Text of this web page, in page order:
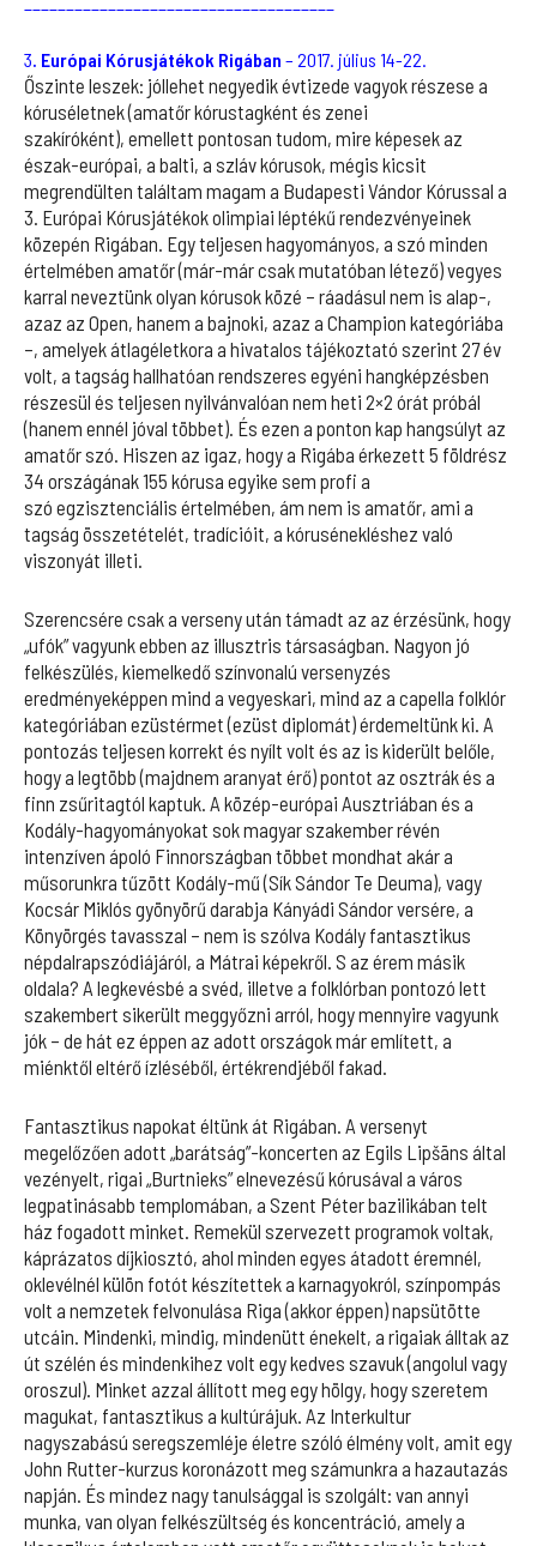
3. Európai Kórusjátékok Rigában – 2017. július 14-22.
Őszinte leszek: jóllehet negyedik évtizede vagyok részese a
kóruséletnek (amatőr kórustagként és zenei
szakíróként), emellett pontosan tudom, mire képesek az
észak-európai, a balti, a szláv kórusok, mégis kicsit
megrendülten találtam magam a Budapesti Vándor Kórussal a
3. Európai Kórusjátékok olimpiai léptékű rendezvényeinek
közepén Rigában. Egy teljesen hagyományos, a szó minden
értelmében amatőr (már-már csak mutatóban létező) vegyes
karral neveztünk olyan kórusok közé – ráadásul nem is alap-,
azaz az Open, hanem a bajnoki, azaz a Champion kategóriába
–, amelyek átlagéletkora a hivatalos tájékoztató szerint 27 év
volt, a tagság hallhatóan rendszeres egyéni hangképzésben
részesül és teljesen nyilvánvalóan nem heti 2×2 órát próbál
(hanem ennél jóval többet). És ezen a ponton kap hangsúlyt az
amatőr szó. Hiszen az igaz, hogy a Rigába érkezett 5 földrész
34 országának 155 kórusa egyike sem profi a
szó egzisztenciális értelmében, ám nem is amatőr, ami a
tagság összetételét, tradícióit, a kórusénekléshez való
viszonyát illeti.
Szerencsére csak a verseny után támadt az az érzésünk, hogy
„ufók” vagyunk ebben az illusztris társaságban. Nagyon jó
felkészülés, kiemelkedő színvonalú versenyzés
eredményeképpen mind a vegyeskari, mind az a capella folklór
kategóriában ezüstérmet (ezüst diplomát) érdemeltünk ki. A
pontozás teljesen korrekt és nyílt volt és az is kiderült belőle,
hogy a legtöbb (majdnem aranyat érő) pontot az osztrák és a
finn zsűritagtól kaptuk. A közép-európai Ausztriában és a
Kodály-hagyományokat sok magyar szakember révén
intenzíven ápoló Finnországban többet mondhat akár a
műsorunkra tűzött Kodály-mű (Sík Sándor Te Deuma), vagy
Kocsár Miklós gyönyörű darabja Kányádi Sándor versére, a
Könyörgés tavasszal – nem is szólva Kodály fantasztikus
népdalrapszódiájáról, a Mátrai képekről. S az érem másik
oldala? A legkevésbé a svéd, illetve a folklórban pontozó lett
szakembert sikerült meggyőzni arról, hogy mennyire vagyunk
jók – de hát ez éppen az adott országok már említett, a
miénktől eltérő ízléséből, értékrendjéből fakad.
Fantasztikus napokat éltünk át Rigában. A versenyt
megelőzően adott „barátság”-koncerten az Egils Lipšāns által
vezényelt, rigai „Burtnieks” elnevezésű kórusával a város
legpatinásabb templomában, a Szent Péter bazilikában telt
ház fogadott minket. Remekül szervezett programok voltak,
káprázatos díjkiosztó, ahol minden egyes átadott éremnél,
oklevélnél külön fotót készítettek a karnagyokról, színpompás
volt a nemzetek felvonulása Riga (akkor éppen) napsütötte
utcáin. Mindenki, mindig, mindenütt énekelt, a rigaiak álltak az
út szélén és mindenkihez volt egy kedves szavuk (angolul vagy
oroszul). Minket azzal állított meg egy hölgy, hogy szeretem
magukat, fantasztikus a kultúrájuk. Az Interkultur
nagyszabású seregszemléje életre szóló élmény volt, amit egy
John Rutter-kurzus koronázott meg számunkra a hazautazás
napján. És mindez nagy tanulsággal is szolgált: van annyi
munka, van olyan felkészültség és koncentráció, amely a